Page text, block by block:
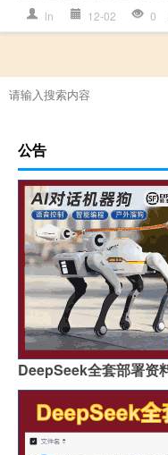
ln 12-02 0
公告
DeepSeek全套部署资